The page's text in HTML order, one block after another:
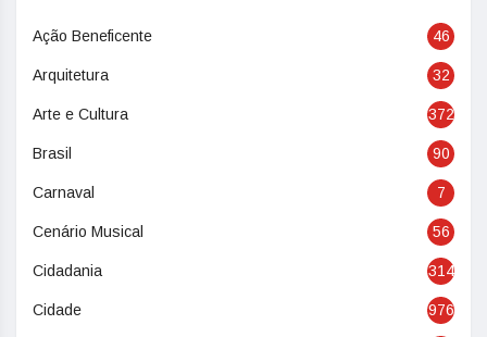
Ação Beneficente 46
Arquitetura 32
Arte e Cultura 372
Brasil 90
Carnaval 7
Cenário Musical 56
Cidadania 314
Cidade 976